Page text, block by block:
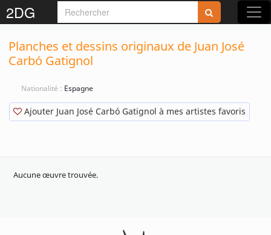
2DG
Planches et dessins originaux de Juan José
Carbó Gatignol
Nationalité : Espagne
Ajouter Juan José Carbó Gatignol à mes artistes favoris
Aucune œuvre trouvée.